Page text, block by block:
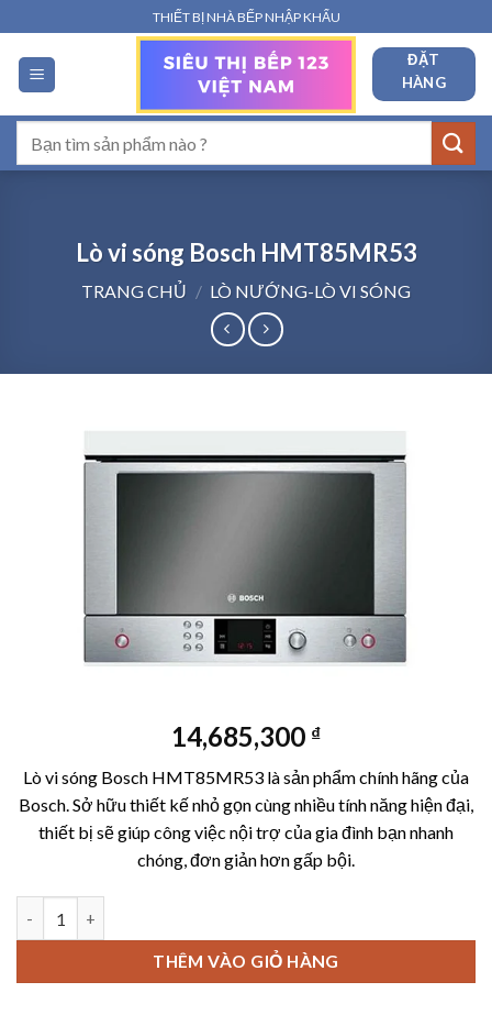
qua
nội
dung
THIẾT BỊ NHÀ BẾP NHẬP KHẨU
ĐẶT
HÀNG
kiếm:
Lò vi sóng Bosch HMT85MR53
TRANG CHỦ / LÒ NƯỚNG-LÒ VI SÓNG
14,685,300 ₫
Lò vi sóng Bosch HMT85MR53 là sản phẩm chính hãng của
Bosch. Sở hữu thiết kế nhỏ gọn cùng nhiều tính năng hiện đại,
thiết bị sẽ giúp công việc nội trợ của gia đình bạn nhanh
chóng, đơn giản hơn gấp bội.
THÊM VÀO GIỎ HÀNG